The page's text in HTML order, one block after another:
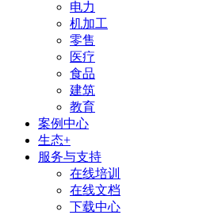
电力
机加工
零售
医疗
食品
建筑
教育
案例中心
生态+
服务与支持
在线培训
在线文档
下载中心